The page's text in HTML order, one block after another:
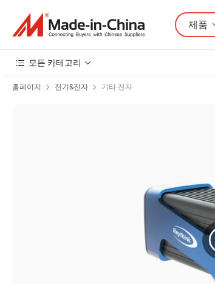
제품
모든 카테고리
홈페이지 전기&전자 기타 전자